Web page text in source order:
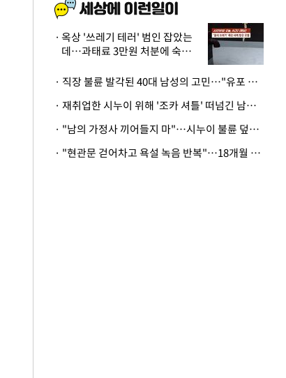
옥상 '쓰레기 테러' 범인 잡았는
데…과태료 3만원 처분에 숙박업
· 직장 불륜 발각된 40대 남성의 고민…"유포 동료 명예훼손·협박죄 고소 가능할까"
· 재취업한 시누이 위해 '조카 셔틀' 떠넘긴 남편…아내 "난 못한다"
· "남의 가정사 끼어들지 마"…시누이 불륜 덮으려는 남편에 억울한 아내
· "현관문 걷어차고 욕설 녹음 반복"…18개월 아기 키우는 집 뒤흔든 '앞집의 비극'